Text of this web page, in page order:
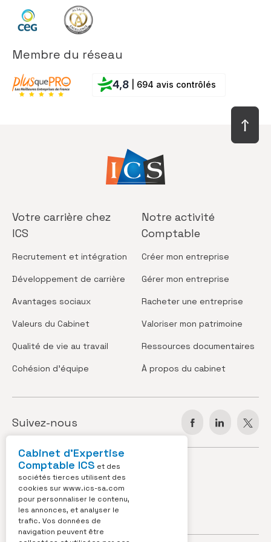
Membre du réseau
4,8 | 694 avis contrôlés
Votre carrière chez
ICS
Recrutement et intégration
Développement de carrière
Avantages sociaux
Valeurs du Cabinet
Qualité de vie au travail
Cohésion d’équipe
Notre activité
Comptable
Créer mon entreprise
Gérer mon entreprise
Racheter une entreprise
Valoriser mon patrimoine
Ressources documentaires
À propos du cabinet
Suivez-nous
JOBS
VIDÉOS
OUTILS
Cabinet d’Expertise
Comptable ICS et des
sociétés tierces utilisent des
cookies surwww.ics-sa.com
pour personnaliser le contenu,
les annonces, et analyser le
trafic. Vos données de
navigation peuvent être